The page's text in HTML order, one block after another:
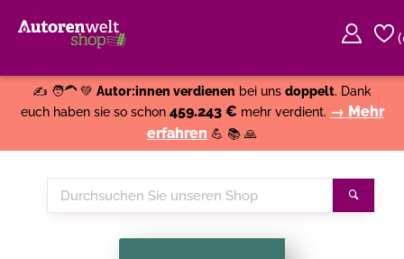
(
✍️ 🧑‍🦱 💚 Autor:innen verdienen bei uns doppelt. Dank
euch haben sie so schon 459.243 € mehr verdient. → Mehr
erfahren 💪 📚 🙏
Durchsuchen
Sie